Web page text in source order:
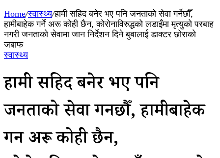
Home/स्वास्थ्य/हामी सहिद बनेर भए पनि जनताको सेवा गर्नेछौँ,
हामीबाहेक गर्ने अरू कोही छैन, कोरोनाविरुद्धको लडाइँमा मृत्युको परबाह
नगरी जनताको सेवामा जान निर्देशन दिने बुबालाई डाक्टर छोराको
जबाफ
स्वास्थ्य
हामी सहिद बनेर भए पनि
जनताको सेवा गर्नेछौँ, हामीबाहेक
गर्ने अरू कोही छैन,